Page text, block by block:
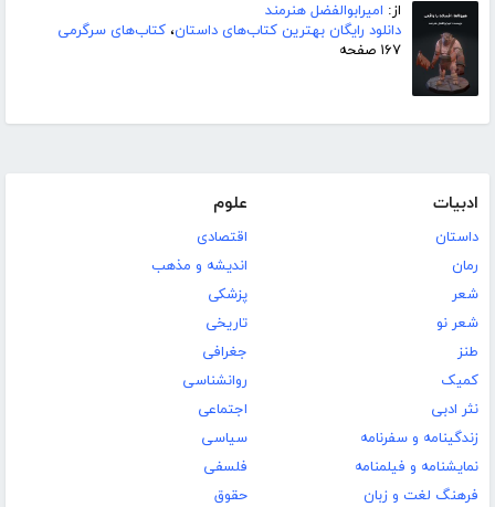
از: امیرابوالفضل هنرمند
دانلود رایگان بهترین کتاب‌های داستان، کتاب‌های سرگرمی
۱۶۷ صفحه
ادبیات
داستان
رمان
شعر
شعر نو
طنز
کمیک
نثر ادبی
زندگینامه و سفرنامه
نمایشنامه و فیلمنامه
فرهنگ لغت و زبان
علوم
اقتصادی
اندیشه و مذهب
پزشکی
تاریخی
جغرافی
روانشناسی
اجتماعی
سیاسی
فلسفی
حقوق